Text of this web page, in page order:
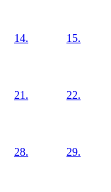
14. 15.
21. 22.
28. 29.